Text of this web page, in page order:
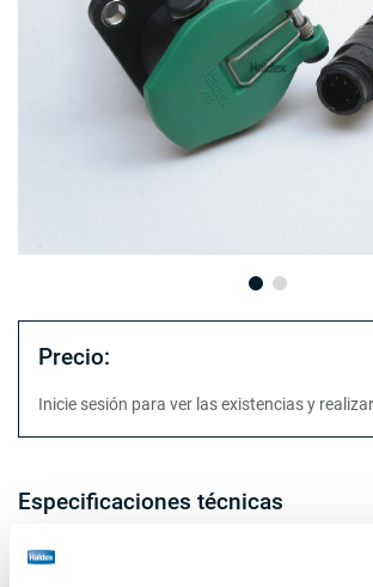
Precio:
Inicie sesión para ver las existencias y
Especificaciones técnicas
tipo cable de